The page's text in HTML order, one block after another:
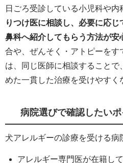
日ごろ受診している小児科や内
りつけ医に相談し、必要に応
鼻科へ紹介してもらう方法が安
合や、ぜんそく・アトピーをす
は、同じ医師に相談することで
めた一貫した治療を受けやすく
病院選びで確認したいポ
犬アレルギーの診療を受ける病
アレルギー専門医が在籍し